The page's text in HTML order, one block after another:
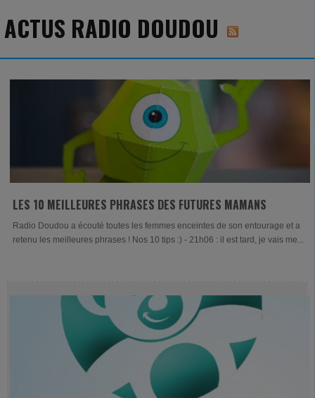
ACTUS RADIO DOUDOU
LES 10 MEILLEURES PHRASES DES FUTURES MAMANS
Radio Doudou a écouté toutes les femmes enceintes de son entourage et a
retenu les meilleures phrases ! Nos 10 tips :) - 21h06 : il est tard, je vais me...